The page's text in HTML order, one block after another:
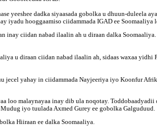
yeeshee dadka siyaasada gobolka u dhuun-duleela
iyadu hooggaamiso ciidammada IGAD ee Soomaaliya
ciidan nabad ilaalin ah u diraan dalka
u diraan ciidan nabad ilaalin ah, sidaas waxaa yidhi
yahay in ciidammada Nayjeeriya iyo Koonfur
loo malaynayaa inay dib ula noqotay.
iyo tuulada Axmed Gurey ee gobolka Galguduud.
Hiiraan ee dalka Soomaaliya.